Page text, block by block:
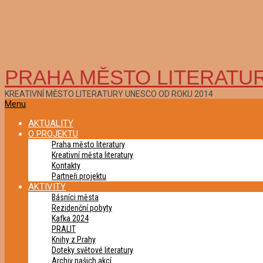
PRAHA MĚSTO
KREATIVNÍ MĚSTO LITERATURY UNESCO OD ROKU 2014
Primary
Menu
Menu
AKTUALITY
O PROJEKTU
Praha město literatury
Kreativní města literatury
Kontakty
Partneři projektu
AKTIVITY
Básníci města
Rezidenční pobyty
Kafka 2024
PRALIT
Knihy z Prahy
Doteky světové literatury
Archiv našich akcí